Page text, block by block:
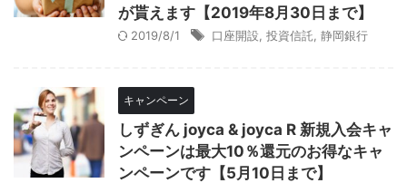
が貰えます【2019年8月30日まで】
2019/8/1 口座開設 投資信託 静岡銀行
キャンペーン
しずぎん joyca & joyca R 新規入会キャ
ンペーンは最大10％還元のお得なキャ
ンペーンです【5月10日まで】